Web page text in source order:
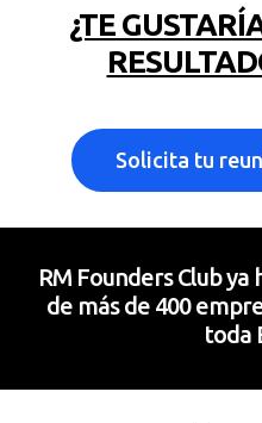
¿TE
Solicita tu
RM Founders Club
de más de 400
toda